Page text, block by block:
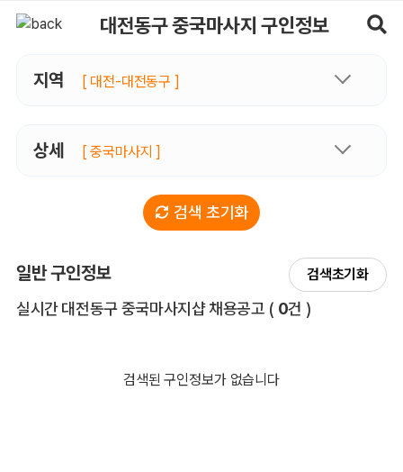
대전동구 중국마사지 구인정보
지역 [ 대전-대전동구 ]
상세 [ 중국마사지 ]
검색 초기화
일반 구인정보 검색초기화
실시간 대전동구 중국마사지샵 채용공고 전체 목록
( 0건 )
검색된 구인정보가 없습니다